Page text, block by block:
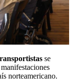
se
norteamericano.